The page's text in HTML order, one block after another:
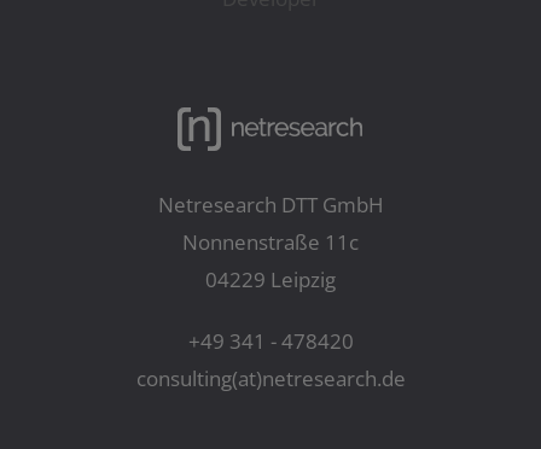
Netresearch DTT GmbH
Nonnenstraße 11c
04229 Leipzig
+49 341 - 478420
consulting(at)netresearch.de